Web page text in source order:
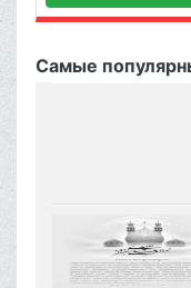
Самые